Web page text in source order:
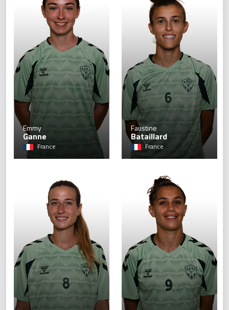
Emmy
Ganne
France
Faustine
Bataillard
France